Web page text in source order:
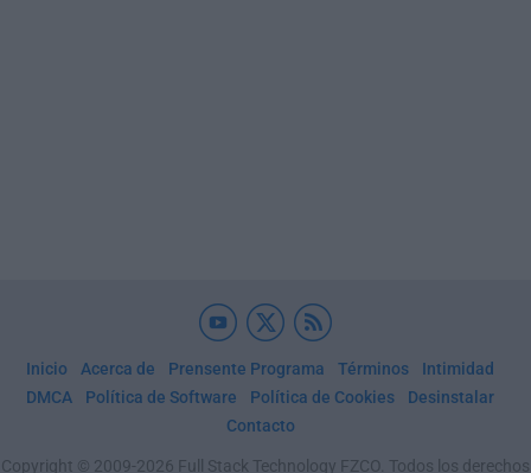
Inicio Acerca de Prensente Programa Términos
Intimidad
DMCA
Política de Software Política de Cookies
Desinstalar
Contacto
Copyright © 2009-2026 Full Stack Technology FZCO. Todos los derechos